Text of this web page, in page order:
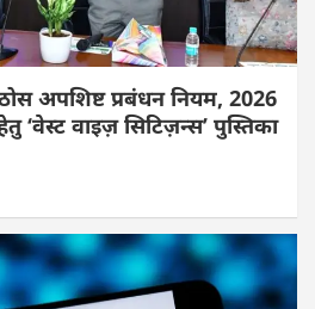
अपशिष्ट प्रबंधन नियम, 2026
‘वेस्ट वाइज़ सिटिज़न्स’ पुस्तिका